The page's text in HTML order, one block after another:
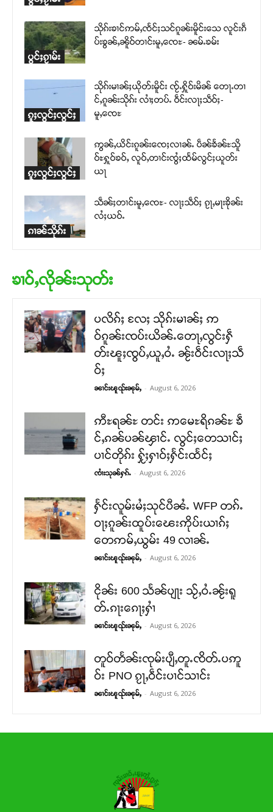
ပွင်ႈၵႂၢမ်း
သိုၵ်းၶၢင်ဢမ်ႇၸႅင်ႈသင်ၵူၼ်းမိူင်းသေ လူင်းၵဵ
ပ်းၶွၼ်ႇၼိူဝ်တၢင်းမူႇၸေႊ- ၼမ်ႉၶမ်း
ၵူႈလွင်ႈလွင်ႈ
သိုၵ်းမၢၼ်ႈယိုတ်းမိူင်း ၸႂ်ႉႁိူဝ်းမိၼ် တေႃႉတၢ
င်ႇၵူၼ်းသိုၵ်း လၢႆႈတပ်ႉ ဝဵင်းလႃႈသဵဝ်ႈ-
မူႇၸေႊ
ၵူႈလွင်ႈလွင်ႈ
ဢွၼ်ႇယိင်းၵူၼ်းၸေႈလၢၼ်ႉ ပဵၼ်ၶႅၼ်ႊသိူ
ဝ်ႊႁူဝ်ၶဝ်ႇ လူဝ်ႇတၢင်းၸွႆႈထႅမ်လွင်ႈယူတ်း
ယႃ
ၵၢၼ်သိုၵ်း
သဵၼ်ႈတၢင်းမူႇၸေႊ- လႃႈသဵဝ်ႈ ၵႂႃႇမႃးၶိုၼ်း
လႆႈယဝ်ႉ
ၶၢဝ်ႇလိုၼ်းသုတ်း
ပလိၵ်ႈ လႄႈ သိုၵ်းမၢၼ်ႈ ဢ
ဝ်ၵူၼ်းၸပ်းယိၼ်ႉတေႃႇလွင်းႁဵ
တ်းၽူႈၸွပ်ႇယူႇဝႆႉ ၼႂ်းဝဵင်းလႃႈသဵ
ဝ်ႈ
ၼၢင်းၽူၺ်းၼုမ်ႇ - August 6, 2026
ဢီႊရၼ်ႊ တင်း ဢမေႊရိၵၼ်ႊ ၶဵ
င်ႇၵၼ်ပၼ်ၾၢင်ႉ လွင်ႈတေသၢင်ႈ
ပၢင်တိုၵ်း ႁႂ်ႈႁၢဝ်ႈႁႅင်းထႅင်ႈ
ၸၢႆးသုၼ်ႁၵ်ႉ - August 6, 2026
ႁႅင်းလူမ်းမႆႈသုင်ပီၼႆႉ WFP တၵ်ႉ
ဝႃႈၵူၼ်းထူပ်းၽေးဢိုပ်းယၢၵ်ႈ
တေဢမ်ႇယွမ်း 49 လၢၼ်ႉ
ၼၢင်းၽူၺ်းၼုမ်ႇ - August 6, 2026
ငိုၼ်း 600 သႅၼ်ပျႃး သႂ်ႇဝႆႉၼႂ်းရူ
တ်ႉၵႃးၵေႃႈႁၢႆ
ၼၢင်းၽူၺ်းၼုမ်ႇ - August 6, 2026
တူဝ်တႅၼ်းၸုမ်းပျီႇတူႉၸိတ်ႉပဢူ
ဝ်း PNO ၵႂႃႇဝဵင်းပၢင်သၢင်း
ၼၢင်းၽူၺ်းၼုမ်ႇ - August 6, 2026